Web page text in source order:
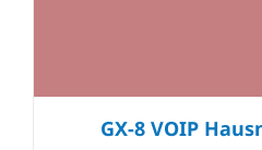
GX-8 VOIP